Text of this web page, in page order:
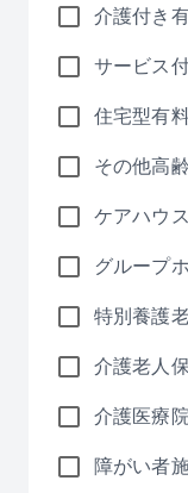
介護付き
サービス
住宅型有
その他高
ケアハウス
グループ
特別養護
介護老人
介護医療
障がい者